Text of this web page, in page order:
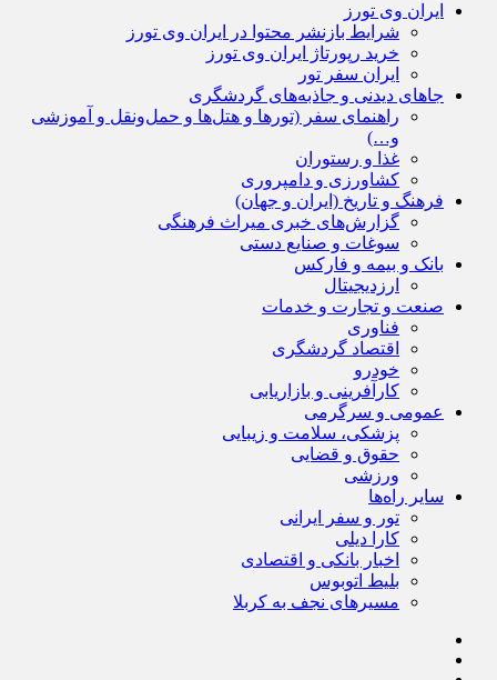
ایران وی تورز
شرایط بازنشر محتوا در ایران وی تورز
خرید رپورتاژ ایران وی تورز
ایران سفر تور
جاهای دیدنی و جاذبه‌های گردشگری
راهنمای سفر (تورها و هتل‌ها و حمل‌و‌نقل و آموزشی
و…)
غذا و رستوران
کشاورزی و دامپروری
فرهنگ و تاریخ (ایران و جهان)
گزارش‌های خبری میراث فرهنگی
سوغات و صنایع دستی
بانک و بیمه و فارکس
ارزدیجیتال
صنعت و تجارت و خدمات
فناوری
اقتصاد گردشگری
خودرو
کارآفرینی و بازاریابی
عمومی و سرگرمی
پزشکی، سلامت و زیبایی
حقوق و قضایی
ورزشی
سایر راه‌ها
تور و سفر ایرانی
کارا دیلی
اخبار بانکی و اقتصادی
بلیط اتوبوس
مسیرهای نجف به کربلا